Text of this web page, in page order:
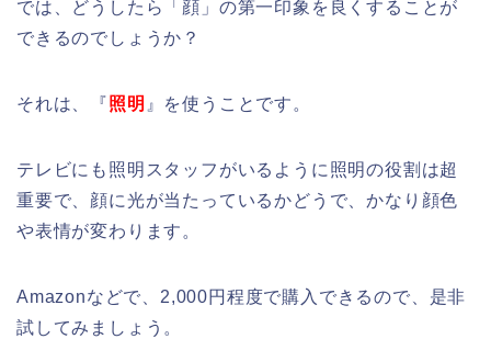
では、どうしたら「顔」の第一印象を良くすることが
できるのでしょうか？
それは、『照明 』を使うことです。
テレビにも照明スタッフがいるように照明の役割は超
重要で、顔に光が当たっているかどうで、かなり顔色
や表情が変わります。
Amazonなどで、2,000円程度で購入できるので、是非
試してみましょう。